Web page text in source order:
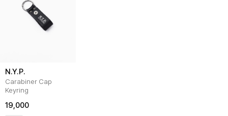
N.Y.P.
Carabiner Cap
Keyring
19,000